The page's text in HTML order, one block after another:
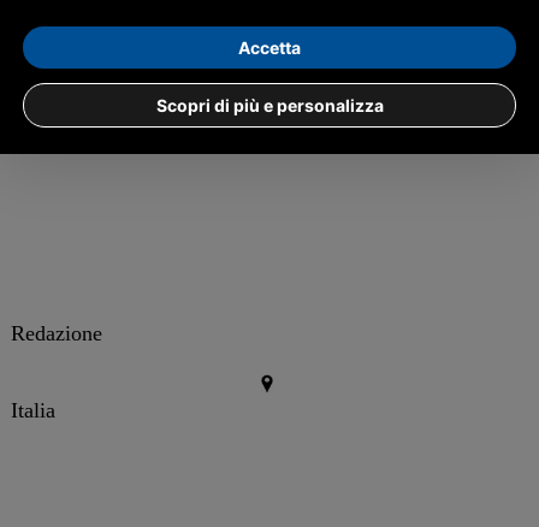
attraverso una storia su Instagram: "
dell'imprenditrice -che sono super fiera di Fedez, non
potrei essere più fiera di così ''.
Redazione
Italia
Scopri di più e personalizza
Accetta